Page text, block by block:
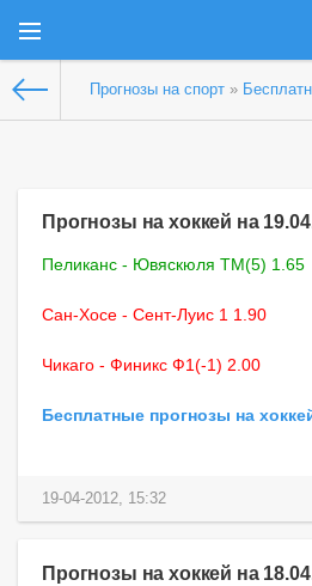
Прогнозы на спорт »
Прогнозы на хоккей на
Пеликанс - Ювяскюля ТМ(5) 1.65
Сан-Хосе - Сент-Луис 1 1.90
Чикаго - Финикс Ф1(-1) 2.00
Бесплатные прогнозы на
19-04-2012, 15:32
Прогнозы на хоккей на